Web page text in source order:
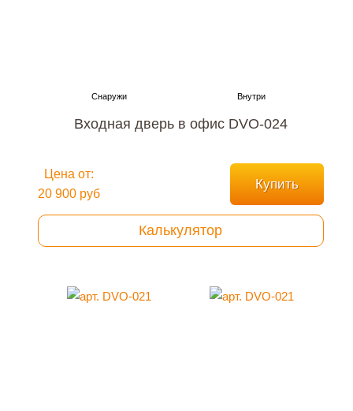
Входная дверь в офис DVO-024
Цена от:
20 900 руб
Купить
Калькулятор